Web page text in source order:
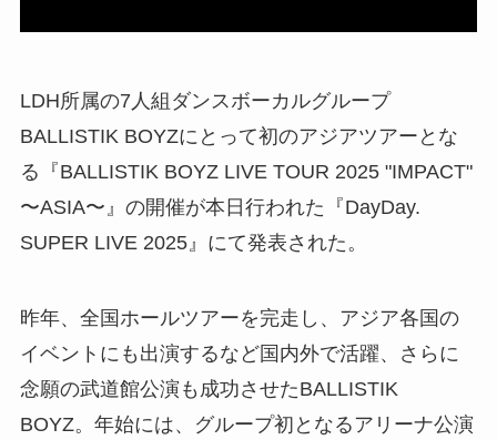
LDH所属の7人組ダンスボーカルグループ
BALLISTIK BOYZにとって初のアジアツアーとな
る『BALLISTIK BOYZ LIVE TOUR 2025 "IMPACT"
〜ASIA〜』の開催が本日行われた『DayDay.
SUPER LIVE 2025』にて発表された。
昨年、全国ホールツアーを完走し、アジア各国の
イベントにも出演するなど国内外で活躍、さらに
念願の武道館公演も成功させたBALLISTIK
BOYZ。年始には、グループ初となるアリーナ公演